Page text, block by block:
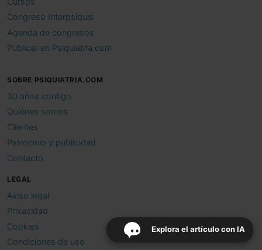
Explora el artículo con IA
Congreso Interpsiquis
Agenda de congresos
Publicar en Psiquiatria.com
SOBRE PSIQUIATRIA.COM
30 años contigo
Quiénes somos
Clientes
Patrocinio y publicidad
Contacto
LEGAL
Aviso legal
Privacidad
Cookies
Condiciones de uso